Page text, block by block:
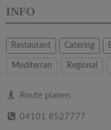
INFO
Restaurant Catering
Mediterran Regional
Route planen
04101 8527777
a
v
g